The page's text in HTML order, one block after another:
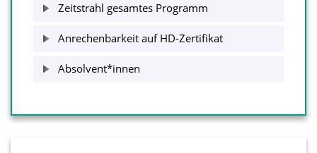
Zeitstrahl gesamtes Programm
Anrechenbarkeit auf HD-Zertifikat
Absolvent*innen